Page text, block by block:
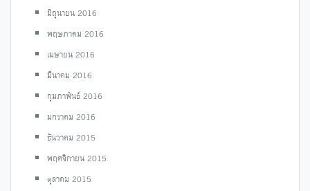
มิถุนายน 2016
พฤษภาคม 2016
เมษายน 2016
มีนาคม 2016
กุมภาพันธ์ 2016
มกราคม 2016
ธันวาคม 2015
พฤศจิกายน 2015
ตุลาคม 2015